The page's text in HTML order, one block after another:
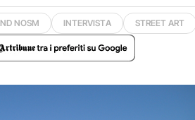
NOSM INTERVISTA STREET ART